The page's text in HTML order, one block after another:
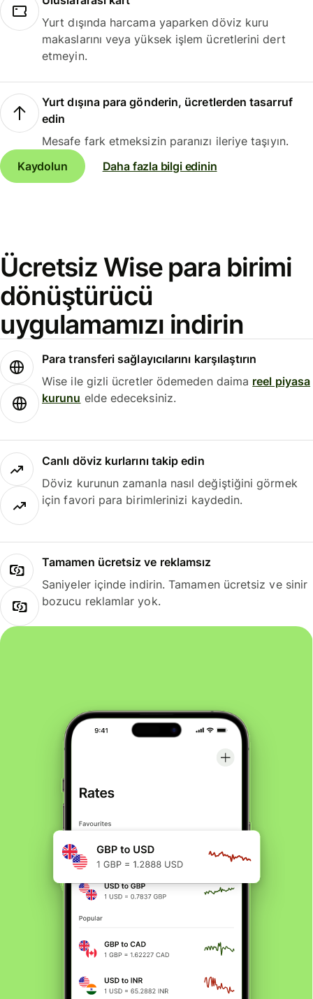
Yurt dışında harcama yaparken döviz kuru
makaslarını veya yüksek işlem ücretlerini dert
etmeyin.
Yurt dışına para gönderin, ücretlerden tasarruf
edin
Mesafe fark etmeksizin paranızı ileriye taşıyın.
Kaydolun
Daha fazla bilgi edinin
Ücretsiz Wise para birimi
dönüştürücü
uygulamamızı indirin
Para transferi sağlayıcılarını karşılaştırın
Wise ile gizli ücretler ödemeden daima reel piyasa
kurunu elde edeceksiniz.
Canlı döviz kurlarını takip edin
Döviz kurunun zamanla nasıl değiştiğini görmek
için favori para birimlerinizi kaydedin.
Tamamen ücretsiz ve reklamsız
Saniyeler içinde indirin. Tamamen ücretsiz ve sinir
bozucu reklamlar yok.